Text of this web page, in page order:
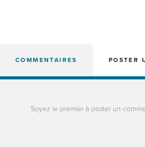
COMMENTAIRES POSTER
Soyez le premier à poster un